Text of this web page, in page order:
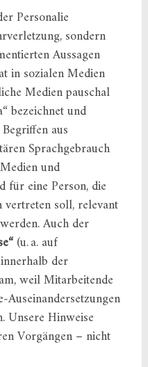
Personalie
sondern
Aussagen
in sozialen Medien
Medien pauschal
bezeichnet und
aus
Sprachgebrauch
und
für eine Person, die
soll, relevant
Auch der
(u. a. auf
der
weil Mitarbeitende
Unsere Hinweise
Vorgängen – nicht